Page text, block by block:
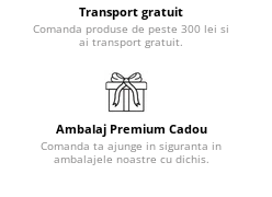
Transport gratuit
Comanda produse de peste 300 lei si
ai transport gratuit.
Ambalaj Premium Cadou
Comanda ta ajunge in siguranta in
ambalajele noastre cu dichis.